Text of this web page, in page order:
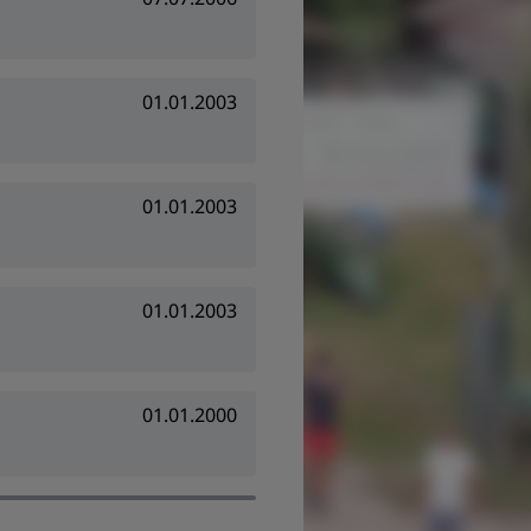
01.01.2003
01.01.2003
01.01.2003
01.01.2000